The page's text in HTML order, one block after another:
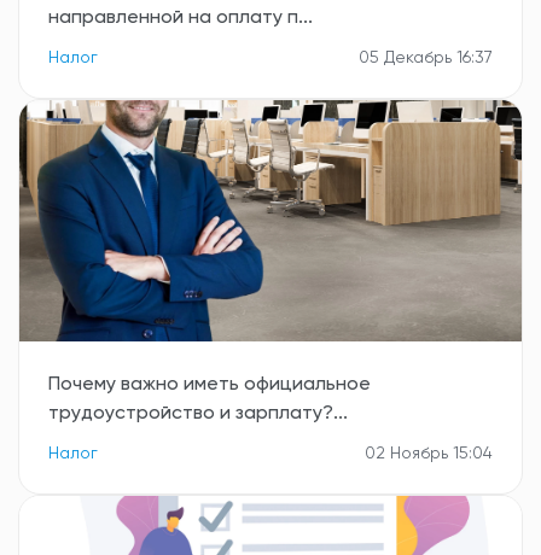
направленной на оплату п...
Налог 05 Декабрь 16:37
Почему важно иметь официальное
трудоустройство и зарплату?...
Налог 02 Ноябрь 15:04